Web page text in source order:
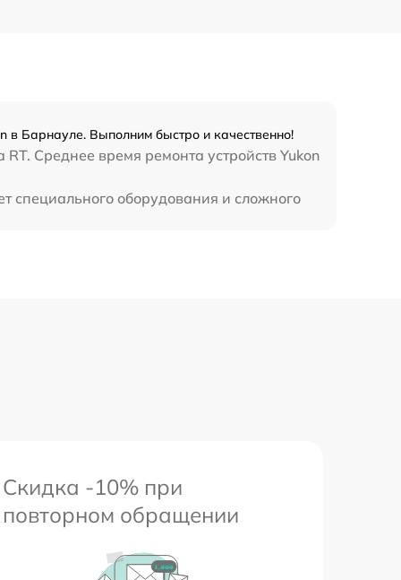
в Барнауле. Выполним быстро и качественно!
Среднее время ремонта устройств Yukon
специального оборудования и сложного
Скидка -10% при
повторном обращении